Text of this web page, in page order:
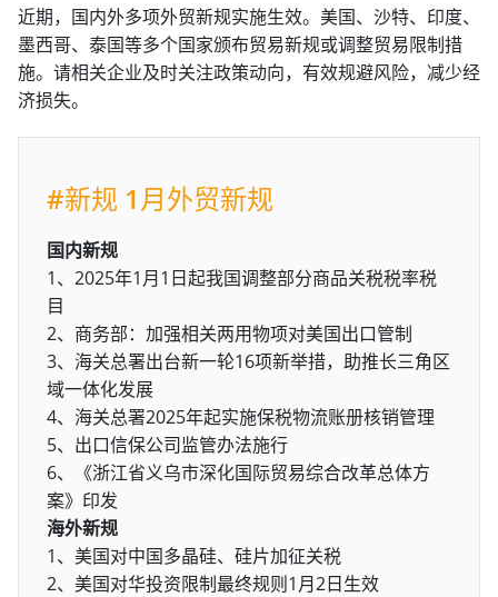
近期，国内外多项外贸新规实施生效。美国、沙特、印度、
墨西哥、泰国等多个国家颁布贸易新规或调整贸易限制措
施。请相关企业及时关注政策动向，有效规避风险，减少经
济损失。
#新规 1月外贸新规
国内新规
1、2025年1月1日起我国调整部分商品关税税率税
目
2、商务部：加强相关两用物项对美国出口管制
3、海关总署出台新一轮16项新举措，助推长三角区
域一体化发展
4、海关总署2025年起实施保税物流账册核销管理
5、出口信保公司监管办法施行
6、《浙江省义乌市深化国际贸易综合改革总体方
案》印发
海外新规
1、美国对中国多晶硅、硅片加征关税
2、美国对华投资限制最终规则1月2日生效